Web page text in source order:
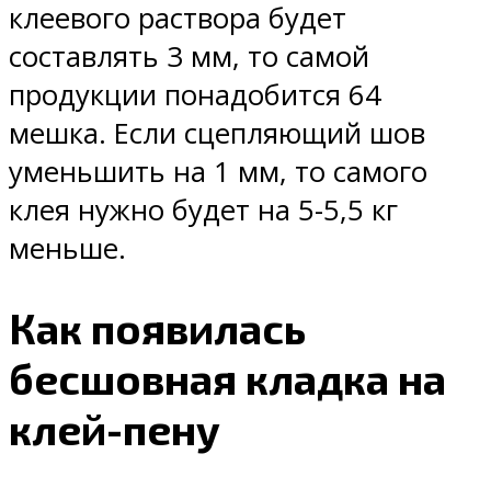
клеевого раствора будет
составлять 3 мм, то самой
продукции понадобится 64
мешка. Если сцепляющий шов
уменьшить на 1 мм, то самого
клея нужно будет на 5-5,5 кг
меньше.
Как появилась
бесшовная кладка на
клей-пену